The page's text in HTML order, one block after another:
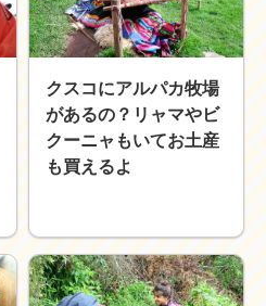
クスコにアルパカ牧場
があるの？リャマやビ
クーニャもいてお土産
も買えるよ